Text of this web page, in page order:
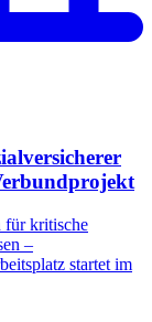
für kritische
–
startet im